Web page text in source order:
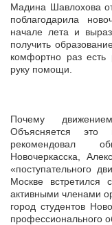
Мадина Шавлохова
поблагодарила
начале лета и
получить
комфортно раз есть
руку помощи.
Почему
Объясняется это
рекомендовал
Новочеркасска,
«поступательного
Москве
активными членами
город студентов
профессионального